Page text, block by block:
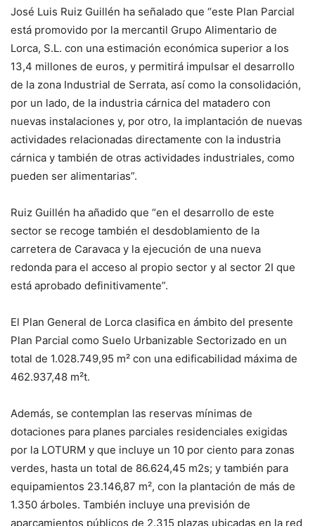
José Luis Ruiz Guillén ha señalado que “este Plan Parcial
está promovido por la mercantil Grupo Alimentario de
Lorca, S.L. con una estimación económica superior a los
13,4 millones de euros, y permitirá impulsar el desarrollo
de la zona Industrial de Serrata, así como la consolidación,
por un lado, de la industria cárnica del matadero con
nuevas instalaciones y, por otro, la implantación de nuevas
actividades relacionadas directamente con la industria
cárnica y también de otras actividades industriales, como
pueden ser alimentarias”.
Ruiz Guillén ha añadido que “en el desarrollo de este
sector se recoge también el desdoblamiento de la
carretera de Caravaca y la ejecución de una nueva
redonda para el acceso al propio sector y al sector 2I que
está aprobado definitivamente”.
El Plan General de Lorca clasifica en ámbito del presente
Plan Parcial como Suelo Urbanizable Sectorizado en un
total de 1.028.749,95 m² con una edificabilidad máxima de
462.937,48 m²t.
Además, se contemplan las reservas mínimas de
dotaciones para planes parciales residenciales exigidas
por la LOTURM y que incluye un 10 por ciento para zonas
verdes, hasta un total de 86.624,45 m2s; y también para
equipamientos 23.146,87 m², con la plantación de más de
1.350 árboles. También incluye una previsión de
aparcamientos públicos de 2.315 plazas ubicadas en la red